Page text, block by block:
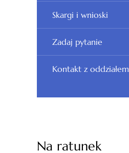
Skargi i wnioski
Zadaj pytanie
Kontakt z oddziałem
Na ratunek